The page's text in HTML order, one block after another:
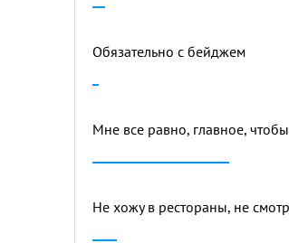
Обязательно с бейджем
Мне все равно, главное,
Не хожу в рестораны, не